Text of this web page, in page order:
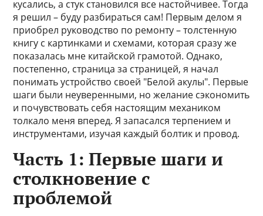
кусались, а стук становился все настойчивее. Тогда
я решил – буду разбираться сам! Первым делом я
приобрел руководство по ремонту – толстенную
книгу с картинками и схемами, которая сразу же
показалась мне китайской грамотой. Однако,
постепенно, страница за страницей, я начал
понимать устройство своей "Белой акулы". Первые
шаги были неуверенными, но желание сэкономить
и почувствовать себя настоящим механиком
толкало меня вперед. Я запасался терпением и
инструментами, изучая каждый болтик и провод.
Часть 1: Первые шаги и
столкновение с
проблемой